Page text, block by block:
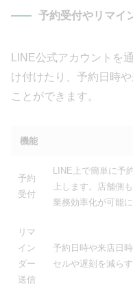
予約受付やリマイ
LINE公式アカウントを
け付けたり、予約日時
ことができます。
機能
予約
受付
LINE上で簡単に予
上します。店舗側
業務効率化が可能に
リマ
イン
ダー
送信
予約日時や来店日
セルや遅刻を減ら